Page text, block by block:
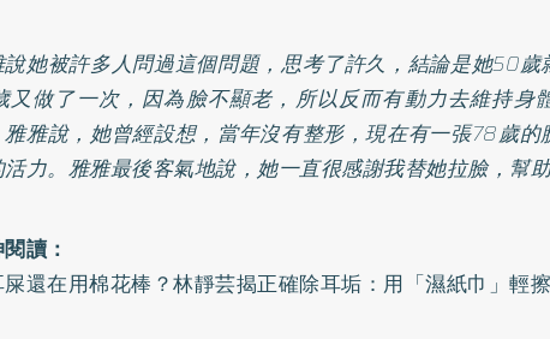
她被許多人問過這個問題，思考了許久，結論是她50歲
又做了一次，因為臉不顯老，所以反而有動力去維持身
雅說，她曾經設想，當年沒有整形，現在有一張78歲的
力。雅雅最後客氣地說，她一直很感謝我替她拉臉，幫助
讀：
還在用棉花棒？林靜芸揭正確除耳垢：用「濕紙巾」輕